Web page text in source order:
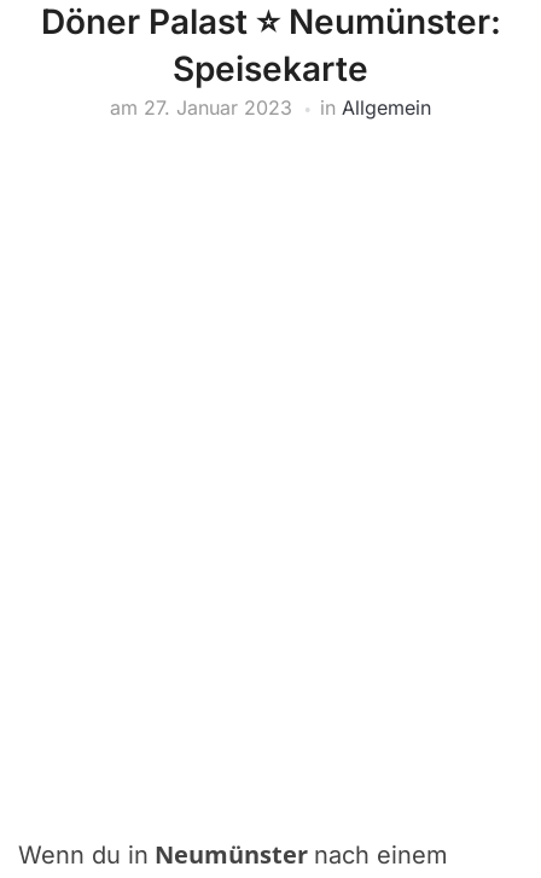
Döner Palast ⭐️ Neumünster:
Speisekarte
am 27. Januar 2023 in Allgemein
Wenn du in Neumünster nach einem